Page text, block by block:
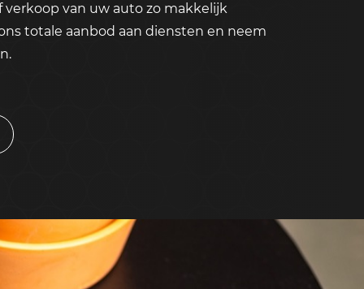
verkoop van uw auto zo makkelijk
totale aanbod aan diensten en neem